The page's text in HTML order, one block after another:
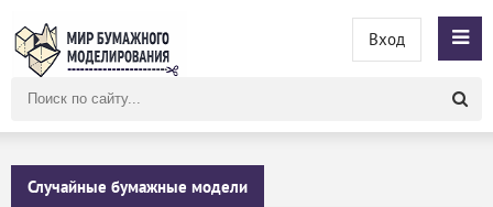
сайту
Вход
Случайные бумажные модели